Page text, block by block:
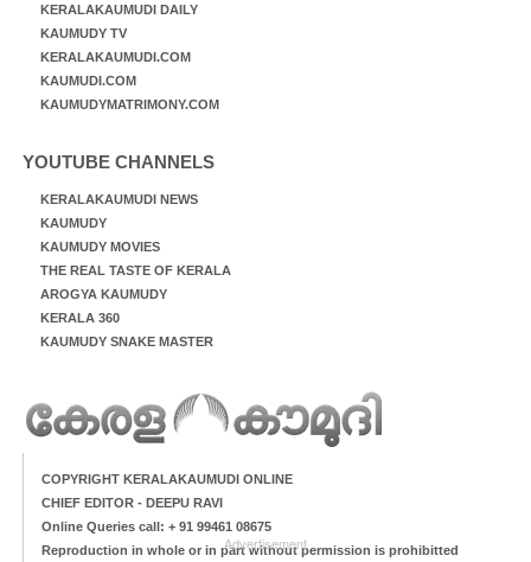
KERALAKAUMUDI DAILY
KAUMUDY TV
KERALAKAUMUDI.COM
KAUMUDI.COM
KAUMUDYMATRIMONY.COM
YOUTUBE CHANNELS
KERALAKAUMUDI NEWS
KAUMUDY
KAUMUDY MOVIES
THE REAL TASTE OF KERALA
AROGYA KAUMUDY
KERALA 360
KAUMUDY SNAKE MASTER
COPYRIGHT KERALAKAUMUDI ONLINE
CHIEF EDITOR - DEEPU RAVI
Online Queries call: + 91 99461 08675
Reproduction in whole or in part without permission is prohibitted
Advertisement